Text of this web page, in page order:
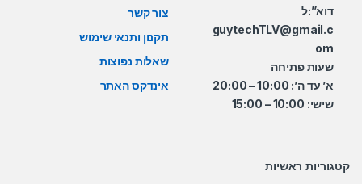
דוא”:ל
guytechTLV@gmail.c
om
שעות פתיחה
א’ עד ה’: 10:00 – 20:00
שישי: 10:00 – 15:00
צור קשר
תקנון ותנאי שימוש
שאלות נפוצות
אינדקס האתר
קטגוריות ראשיות